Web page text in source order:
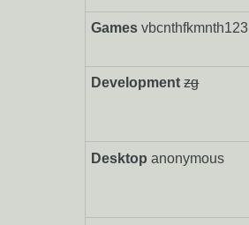
Games vbcnthfkmnth123
Development zg
Desktop anonymous